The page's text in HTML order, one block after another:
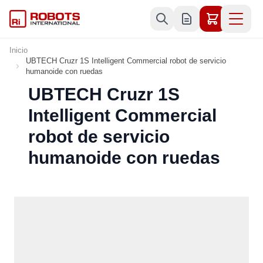
Inicio
UBTECH Cruzr 1S Intelligent Commercial robot de servicio
humanoide con ruedas
UBTECH Cruzr 1S
Intelligent Commercial
robot de servicio
humanoide con ruedas